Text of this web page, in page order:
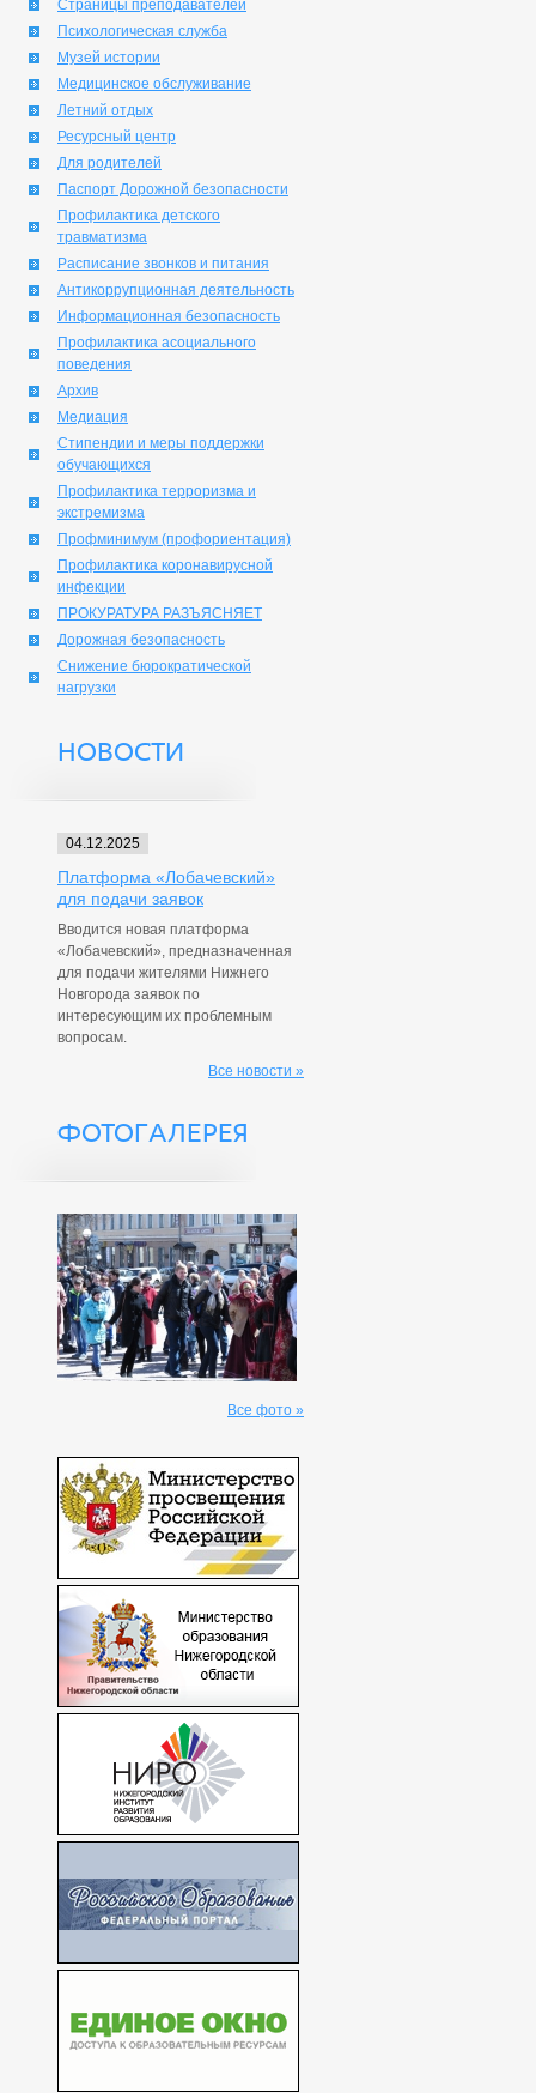
Страницы преподавателей
Психологическая служба
Музей истории
Медицинское обслуживание
Летний отдых
Ресурсный центр
Для родителей
Паспорт Дорожной безопасности
Профилактика детского
травматизма
Расписание звонков и питания
Антикоррупционная деятельность
Информационная безопасность
Профилактика асоциального
поведения
Архив
Медиация
Стипендии и меры поддержки
обучающихся
Профилактика терроризма и
экстремизма
Профминимум (профориентация)
Профилактика коронавирусной
инфекции
ПРОКУРАТУРА РАЗЪЯСНЯЕТ
Дорожная безопасность
Снижение бюрократической
нагрузки
НОВОСТИ
04.12.2025
Платформа «Лобачевский»
для подачи заявок
Вводится новая платформа
«Лобачевский», предназначенная
для подачи жителями Нижнего
Новгорода заявок по
интересующим их проблемным
вопросам.
Все новости »
ФОТОГАЛЕРЕЯ
Все фото »